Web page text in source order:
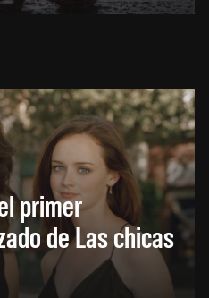
primer
de Las chicas